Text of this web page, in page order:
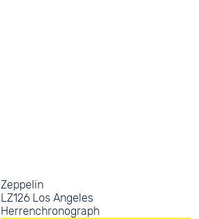
Zeppelin
LZ126 Los Angeles
Herrenchronograph